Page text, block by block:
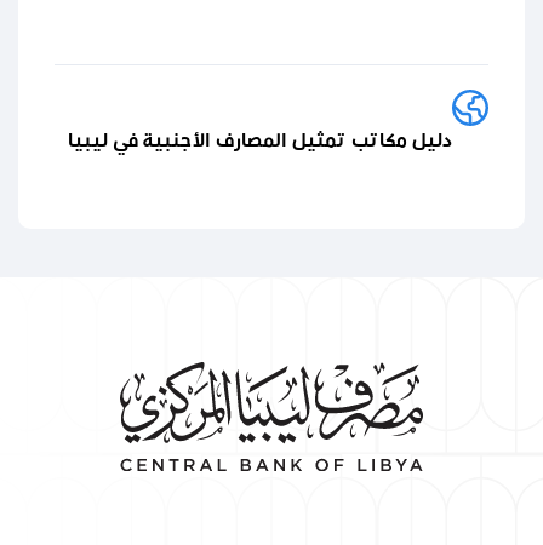
دليل مكاتب تمثيل المصارف الأجنبية في ليبيا